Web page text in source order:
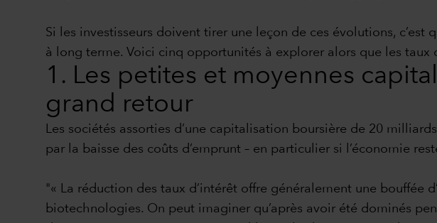
Si les investisseurs doivent tirer une leçon de ces évolutions, c’est
à long terme. Voici cinq opportunités à explorer alors que les taux
1. Les petites et moyennes
grand retour
Les sociétés assorties d’une capitalisation boursière de 20
par la baisse des coûts d’emprunt – en particulier si l’économie
"« La réduction des taux d’intérêt offre généralement une bouffée
biotechnologies. On peut imaginer qu’après avoir été dominés